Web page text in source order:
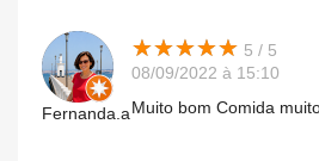
Fernanda.a
★★★★★
★★★★★ 5 / 5
08/09/2022 à 15:10
Muito bom Comida